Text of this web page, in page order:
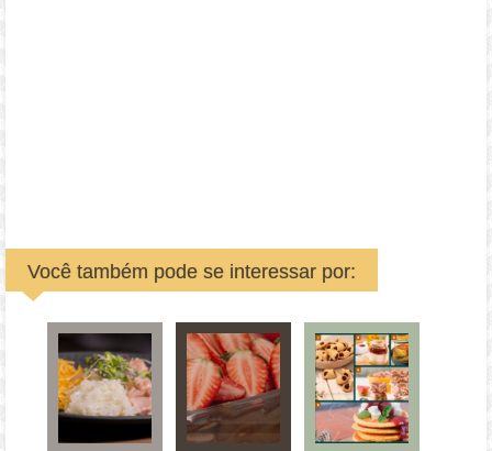
Você também pode se interessar por: